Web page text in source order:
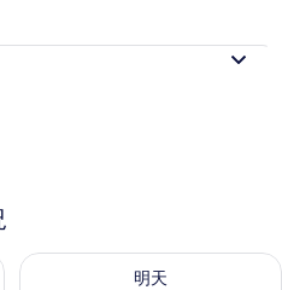
況
明天
查看明天 (8月 7 - 8月 8) 的供